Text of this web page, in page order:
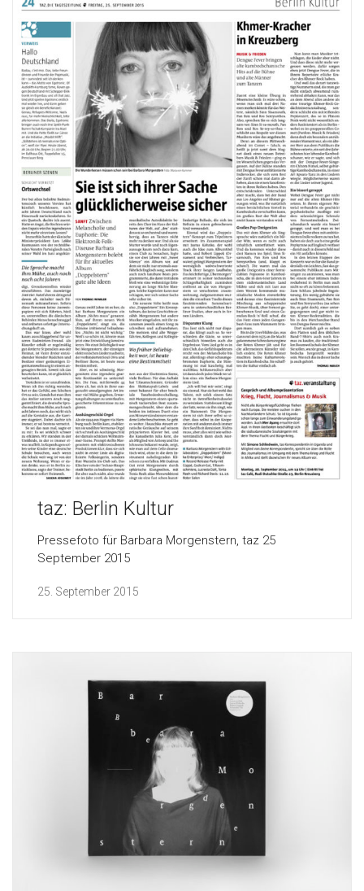
taz: Berlin Kultur
Pressefoto für Barbara Morgenstern, taz 25
September 2015
25. September 2015